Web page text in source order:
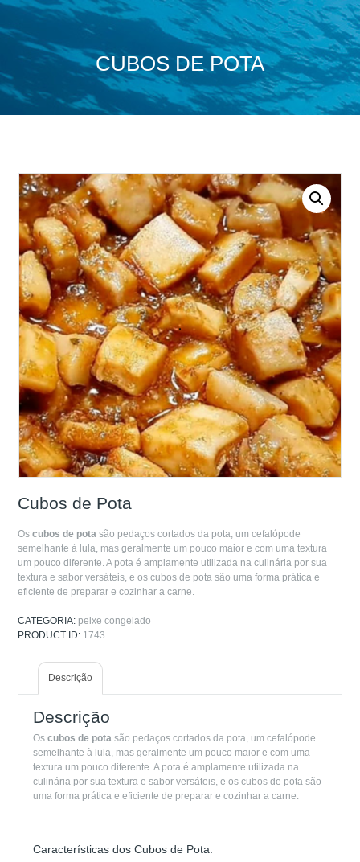
CUBOS DE POTA
Cubos de Pota
Oscubos de pota são pedaços cortados da pota, um cefalópode
semelhante à lula, mas geralmente um pouco maior e com uma textura
um pouco diferente. A pota é amplamente utilizada na culinária por sua
textura e sabor versáteis, e os cubos de pota são uma forma prática e
eficiente de preparar e cozinhar a carne.
CATEGORIA: peixe congelado
PRODUCT ID: 1743
Descrição
Descrição
Oscubos de pota são pedaços cortados da pota, um cefalópode
semelhante à lula, mas geralmente um pouco maior e com uma
textura um pouco diferente. A pota é amplamente utilizada na
culinária por sua textura e sabor versáteis, e os cubos de pota são
uma forma prática e eficiente de preparar e cozinhar a carne.
Características dos Cubos de Pota: